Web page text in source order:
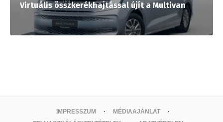
Virtuális összkerékhajtással újít a Multivan
IMPRESSZUM
MÉDIAAJÁNLAT